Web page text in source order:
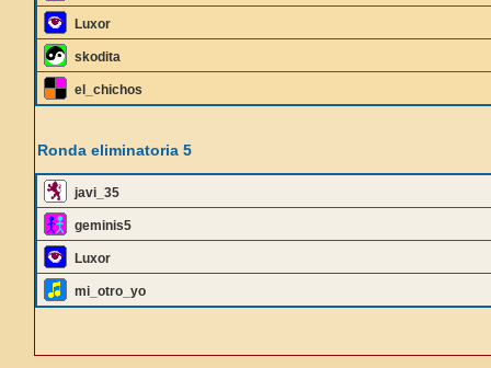
Luxor
skodita
el_chichos
Ronda eliminatoria 5
javi_35
geminis5
Luxor
mi_otro_yo